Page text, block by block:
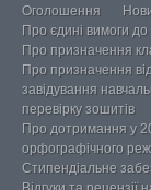
Оголошення
Про єдині вимоги
Про призначення
Про призначення
завідування
перевірку зошитів
Про дотримання у
орфографічного
Стипендіальне